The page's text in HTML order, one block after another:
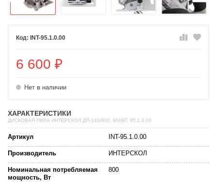
INT-95.1.0.00
6 600 ₽
Нет в наличии
ХАРАКТЕРИСТИКИ
ДИСКОВАЯ ПИЛА ИНТЕРСКОЛ ДП-140/800, 800ВТ, 95.1.0.00
Артикул INT-95.1.0.00
Производитель ИНТЕРСКОЛ
Номинальная потребляемая
мощность, Вт
800